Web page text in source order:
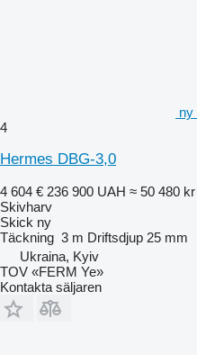
ny
4
Hermes DBG-3,0
4 604 € 236 900 UAH ≈ 50 480 kr
Skivharv
Skick ny
Täckning 3 m Driftsdjup 25 mm
Ukraina, Kyiv
TOV «FERM Ye»
Kontakta säljaren